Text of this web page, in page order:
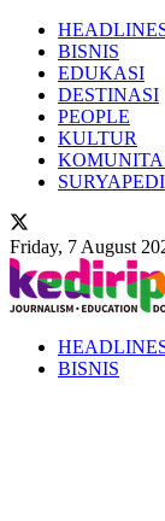
BISNIS
EDUKASI
DESTINASI
PEOPLE
KULTUR
Friday, 7 August
BISNIS